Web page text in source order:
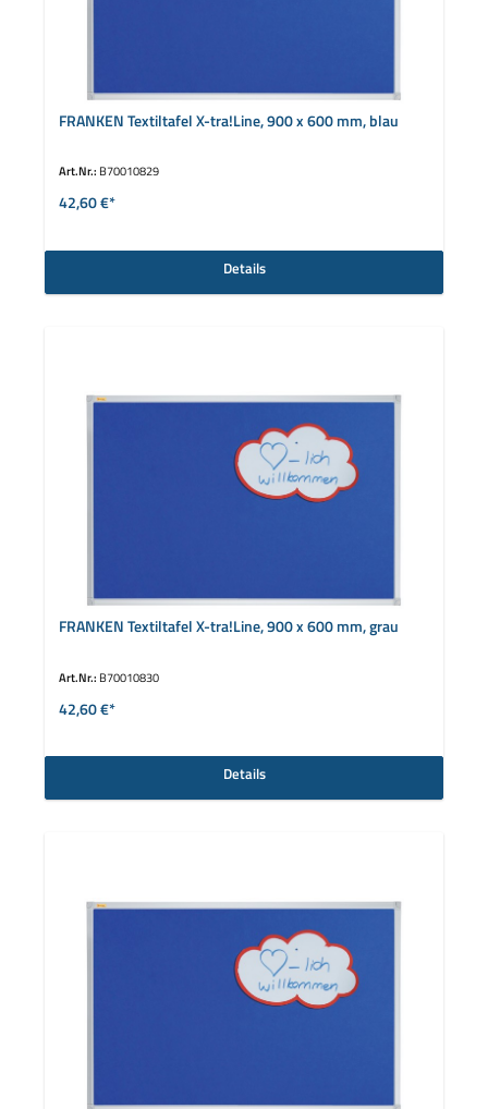
FRANKEN Textiltafel X-tra!Line, 900 x 600 mm, blau
Art.Nr.: B70010829
42,60 €*
Details
FRANKEN Textiltafel X-tra!Line, 900 x 600 mm, grau
Art.Nr.: B70010830
42,60 €*
Details